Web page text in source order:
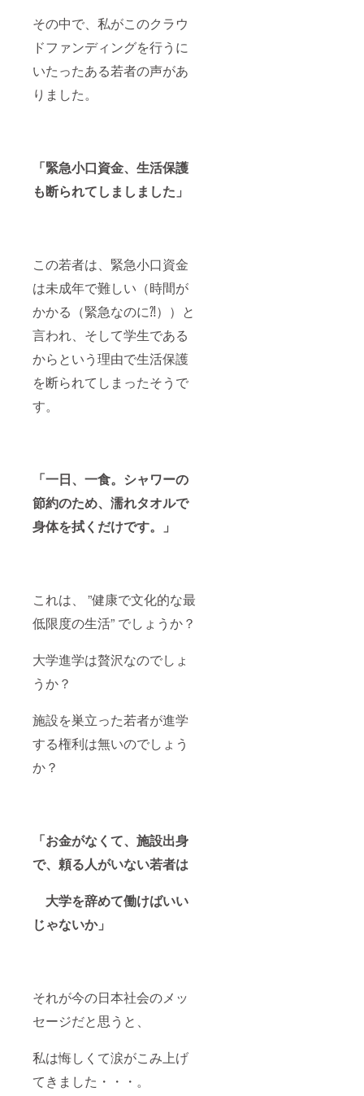
その中で、私がこのクラウ
ドファンディングを行うに
いたったある若者の声があ
りました。
「緊急小口資金、生活保護
も断られてしましました」
この若者は、緊急小口資金
は未成年で難しい（時間が
かかる（緊急なのに⁈））と
言われ、そして学生である
からという理由で生活保護
を断られてしまったそうで
す。
「一日、一食。シャワーの
節約のため、濡れタオルで
身体を拭くだけです。」
これは、 ”健康で文化的な最
低限度の生活” でしょうか？
大学進学は贅沢なのでしょ
うか？
施設を巣立った若者が進学
する権利は無いのでしょう
か？
「お金がなくて、施設出身
で、頼る人がいない若者は
大学を辞めて働けばいい
じゃないか」
それが今の日本社会のメッ
セージだと思うと、
私は悔しくて涙がこみ上げ
てきました・・・。